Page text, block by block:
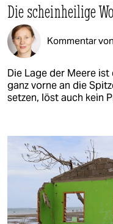
Die scheinheilige
Kommentar von
Die Lage der Meere
ganz vorne an die
setzen, löst auch kein